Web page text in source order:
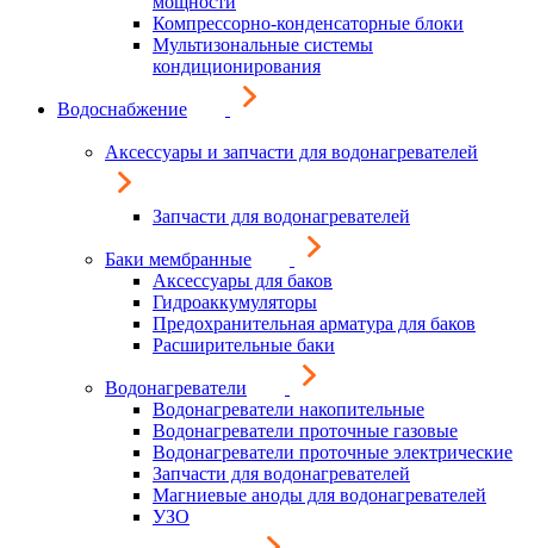
Компрессорно-конденсаторные блоки
Мультизональные системы
кондиционирования
Водоснабжение
Аксессуары и запчасти для водонагревателей
Запчасти для водонагревателей
Баки мембранные
Аксессуары для баков
Гидроаккумуляторы
Предохранительная арматура для баков
Расширительные баки
Водонагреватели
Водонагреватели накопительные
Водонагреватели проточные газовые
Водонагреватели проточные электрические
Запчасти для водонагревателей
Магниевые аноды для водонагревателей
УЗО